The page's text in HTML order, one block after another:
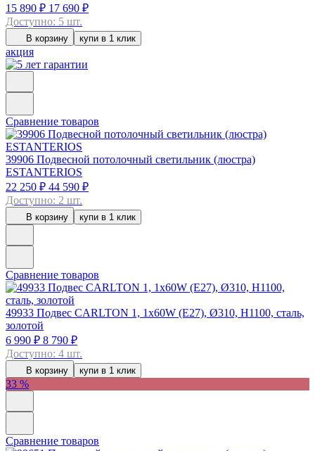
15 890 ₽ 17 690 ₽
Доступно: 5 шт.
В корзину купи в 1 клик
акция
Сравнение товаров
39906 Подвесной потолочный светильник (люстра)
ESTANTERIOS
22 250 ₽ 44 590 ₽
Доступно: 2 шт.
В корзину купи в 1 клик
Сравнение товаров
49933 Подвес CARLTON 1, 1x60W (E27), Ø310, H1100, сталь,
золотой
6 990 ₽ 8 790 ₽
Доступно: 4 шт.
В корзину купи в 1 клик
33 %
Сравнение товаров